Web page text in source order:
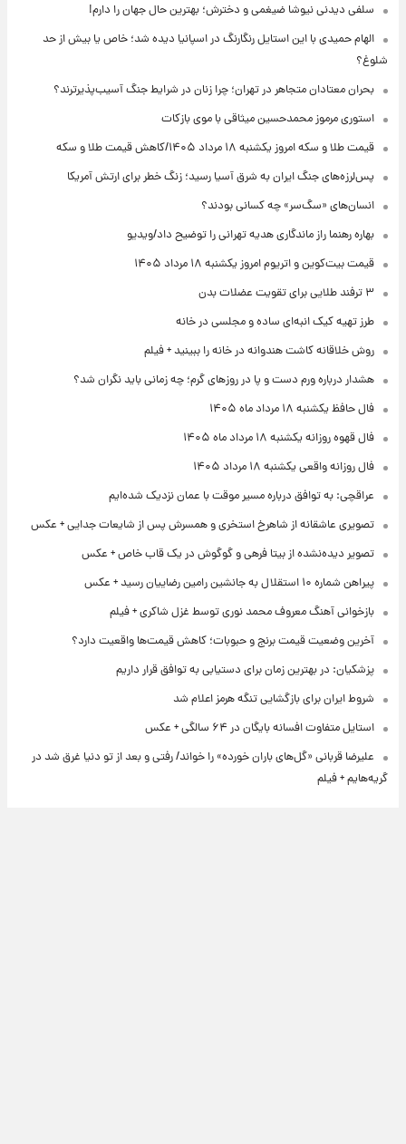
سلفی دیدنی نیوشا ضیغمی و دخترش؛ بهترین حال جهان را دارم!
الهام حمیدی با این استایل رنگارنگ در اسپانیا دیده شد؛ خاص یا بیش از حد
شلوغ؟
بحران معتادان متجاهر در تهران؛ چرا زنان در شرایط جنگ آسیب‌پذیرترند؟
استوری مرموز محمدحسین میثاقی با موی بازکات
قیمت طلا و سکه امروز یکشنبه ۱۸ مرداد ۱۴۰۵/کاهش قیمت طلا و سکه
پس‌لرزه‌های جنگ ایران به شرق آسیا رسید؛ زنگ خطر برای ارتش آمریکا
انسان‌های «سگ‌سر» چه کسانی بودند؟
بهاره رهنما راز ماندگاری هدیه تهرانی را توضیح داد/ویدیو
قیمت بیت‌کوین و اتریوم امروز یکشنبه ۱۸ مرداد ۱۴۰۵
۳ ترفند طلایی برای تقویت عضلات بدن
طرز تهیه کیک انبه‌ای ساده و مجلسی در خانه
روش خلاقانه کاشت هندوانه در خانه را ببینید + فیلم
هشدار درباره ورم دست و پا در روزهای گرم؛ چه زمانی باید نگران شد؟
فال حافظ یکشنبه ۱۸ مرداد ماه ۱۴۰۵
فال قهوه روزانه یکشنبه ۱۸ مرداد ماه ۱۴۰۵
فال روزانه واقعی یکشنبه ۱۸ مرداد ۱۴۰۵
عراقچی: به توافق درباره مسیر موقت با عمان نزدیک شده‌ایم
تصویری عاشقانه از شاهرخ استخری و همسرش پس از شایعات جدایی + عکس
تصویر دیده‌نشده از بیتا فرهی و گوگوش در یک قاب خاص + عکس
پیراهن شماره ۱۰ استقلال به جانشین رامین رضاییان رسید + عکس
بازخوانی آهنگ معروف محمد نوری توسط غزل شاکری + فیلم
آخرین وضعیت قیمت برنج و حبوبات؛ کاهش قیمت‌ها واقعیت دارد؟
پزشکیان: در بهترین زمان برای دستیابی به توافق قرار داریم
شروط ایران برای بازگشایی تنگه هرمز اعلام شد
استایل متفاوت افسانه بایگان در ۶۴ سالگی + عکس
علیرضا قربانی «گل‌های باران خورده» را خواند/ رفتی و بعد از تو دنیا غرق شد در
گریه‌هایم + فیلم